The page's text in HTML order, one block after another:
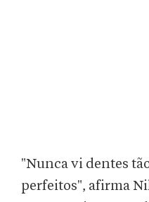
"Nunca vi dentes
perfeitos", afirma